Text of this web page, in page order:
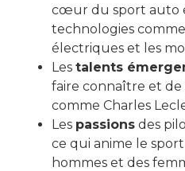
cœur du sport auto
technologies
électriques et les
Les talents
faire connaître et de
comme Charles
Les passions des
ce qui anime le
hommes et des